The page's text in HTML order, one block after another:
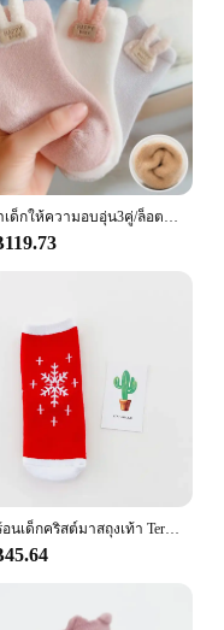
Available in
from
from the softest,
your little
the day.
they are
overheating and
gift for a new
for your own
versatile choice.
range of sizes, from
perfect fit for
The lightweight
ถุงเท้าเด็กให้ความอบอุ่น3คู่/ล็อตถุงเท้าทารกแรกเกิดนิ่มน่ารักสำหรับเด็กผู้หญิงเด็กผู้ชายถุงเท้าเทอร์รี่ถุงเท้าลายการ์ตูนกระต่ายหมีถุงเท้าวางพื้น
2022ร้อนเด็กคริสต์มาสถุงเท้า Terry ถุงเท้าอุ่น Omfortable การ์ตูน Santa Snowflake เด็ก Med หลอดถุงเท้า